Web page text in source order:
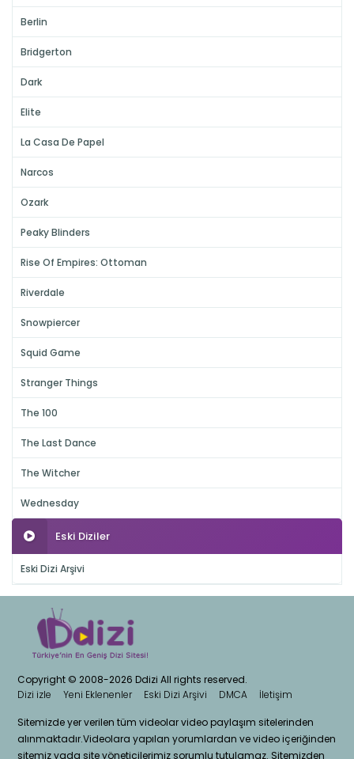
Berlin
Bridgerton
Dark
Elite
La Casa De Papel
Narcos
Ozark
Peaky Blinders
Rise Of Empires: Ottoman
Riverdale
Snowpiercer
Squid Game
Stranger Things
The 100
The Last Dance
The Witcher
Wednesday
Eski Diziler
Eski Dizi Arşivi
Copyright © 2008-2026 Ddizi All rights reserved.
Dizi izle
Yeni Eklenenler Eski Dizi Arşivi DMCA İletişim
Sitemizde yer verilen tüm videolar video paylaşım sitelerinden
alınmaktadır.Videolara yapılan yorumlardan ve video içeriğinden
sitemiz yada site yöneticilerimiz sorumlu tutulamaz. Sitemizden